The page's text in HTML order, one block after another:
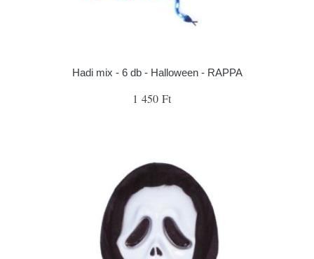
Hadi mix - 6 db - Halloween - RAPPA
1 450 Ft